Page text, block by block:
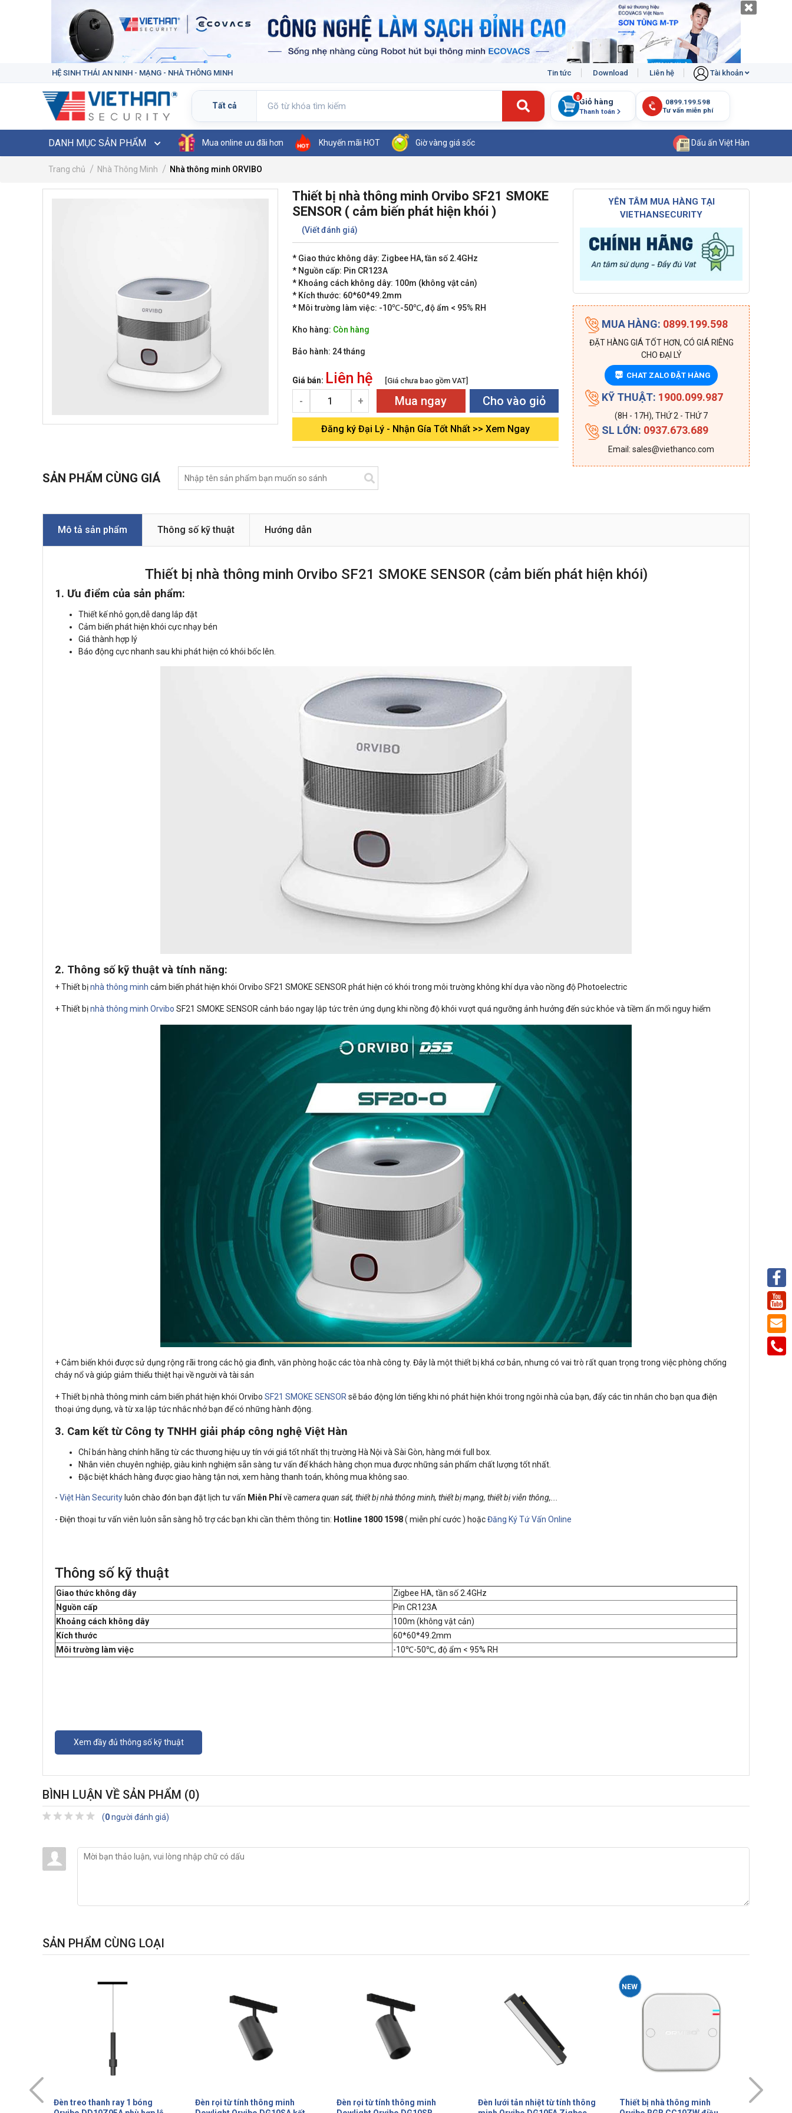
HỆ SINH THÁI AN NINH - MẠNG - NHÀ THÔNG MINH Tin tức Download Liên hệ Tài khoản
Giỏ hàng
Thanh toán
0
DANH MỤC SẢN PHẨM Mua online ưu đãi hơn Khuyến mãi HOT Giờ vàng giá sốc Dấu ấn Việt Hàn
Trang chủ Nhà Thông Minh Nhà thông minh ORVIBO
Thiết bị nhà thông minh Orvibo SF21 SMOKE
SENSOR ( cảm biến phát hiện khói )
(Viết đánh giá)
* Giao thức không dây: Zigbee HA, tần số 2.4GHz
* Nguồn cấp: Pin CR123A
* Khoảng cách không dây: 100m (không vật cản)
* Kích thước: 60*60*49.2mm
* Môi trường làm việc: -10℃-50℃, độ ẩm < 95% RH
Kho hàng: Còn hàng
Bảo hành: 24 tháng
Giá bán: Liên hệ [Giá chưa bao gồm VAT]
- + Mua ngay Cho vào giỏ
Đăng ký Đại Lý - Nhận Gía Tốt Nhất >> Xem Ngay
YÊN TÂM MUA HÀNG TẠI
VIETHANSECURITY
MUA HÀNG: 0899.199.598
ĐẶT HÀNG GIÁ TỐT HƠN, CÓ GIÁ RIÊNG
CHO ĐẠI LÝ
ZALO CHAT ZALO ĐẶT HÀNG
KỸ THUẬT: 1900.099.987
(8H - 17H), THỨ 2 - THỨ 7
SL LỚN: 0937.673.689
Email: sales@viethanco.com
SẢN PHẨM CÙNG GIÁ
Mô tả sản phẩm Thông số kỹ thuật Hướng dẫn
Thiết bị nhà thông minh Orvibo SF21 SMOKE SENSOR (cảm biến phát hiện khói)
1. Ưu điểm của sản phẩm:
Thiết kế nhỏ gọn,dễ dang lắp đặt
Cảm biến phát hiện khói cực nhạy bén
Giá thành hợp lý
Báo động cực nhanh sau khi phát hiện có khói bốc lên.
2. Thông số kỹ thuật và tính năng:
+ Thiết bịnhà thông minh cảm biến phát hiện khói Orvibo SF21 SMOKE SENSOR phát hiện có khói trong môi trường không khí dựa vào nồng độ Photoelectric
+ Thiết bịnhà thông minh Orvibo SF21 SMOKE SENSOR cảnh báo ngay lập tức trên ứng dụng khi nồng độ khói vượt quá ngưỡng ảnh hưởng đến sức khỏe và tiềm ẩn mối nguy hiểm
+ Cảm biến khói được sử dụng rộng rãi trong các hộ gia đình, văn phòng hoặc các tòa nhà công ty. Đây là một thiết bị khá cơ bản, nhưng có vai trò rất quan trọng trong việc phòng chống
cháy nổ và giúp giảm thiểu thiệt hại về người và tài sản
+ Thiết bị nhà thông minh cảm biến phát hiện khói Orvibo SF21 SMOKE SENSOR sẽ báo động lớn tiếng khi nó phát hiện khói trong ngôi nhà của bạn, đẩy các tin nhắn cho bạn qua điện
thoại ứng dụng, và từ xa lập tức nhắc nhở bạn để có những hành động.
3. Cam kết từ Công ty TNHH giải pháp công nghệ Việt Hàn
Chỉ bán hàng chính hãng từ các thương hiệu uy tín với giá tốt nhất thị trường Hà Nội và Sài Gòn, hàng mới full box.
Nhân viên chuyên nghiệp, giàu kinh nghiệm sẵn sàng tư vấn để khách hàng chọn mua được những sản phẩm chất lượng tốt nhất.
Đặc biệt khách hàng được giao hàng tận nơi, xem hàng thanh toán, không mua không sao.
- Việt Hàn Security luôn chào đón bạn đặt lịch tư vấn Miễn Phívềcamera quan sát, thiết bị nhà thông minh, thiết bị mạng, thiết bị viễn thông,...
- Điện thoại tư vấn viên luôn sẵn sàng hỗ trợ các bạn khi cần thêm thông tin: Hotline 1800 1598( miễn phí cước ) hoặcĐăng Ký Tứ Vấn Online
Thông số kỹ thuật
Giao thức không dây
Zigbee HA, tần số 2.4GHz
Nguồn cấp
Pin CR123A
Khoảng cách không dây
100m (không vật cản)
Kích thước
60*60*49.2mm
Môi trường làm việc
-10℃-50℃, độ ẩm < 95% RH
Xem đầy đủ thông số kỹ thuật
BÌNH LUẬN VỀ SẢN PHẨM (0)
(0người đánh giá)
SẢN PHẨM CÙNG LOẠI
Đèn rọi từ tính thông minh
Đèn rọi từ tính thông minh
Đèn lưới tản nhiệt từ tính thông
Thiết bị nhà thông minh
Thiết bị nhà thông minh